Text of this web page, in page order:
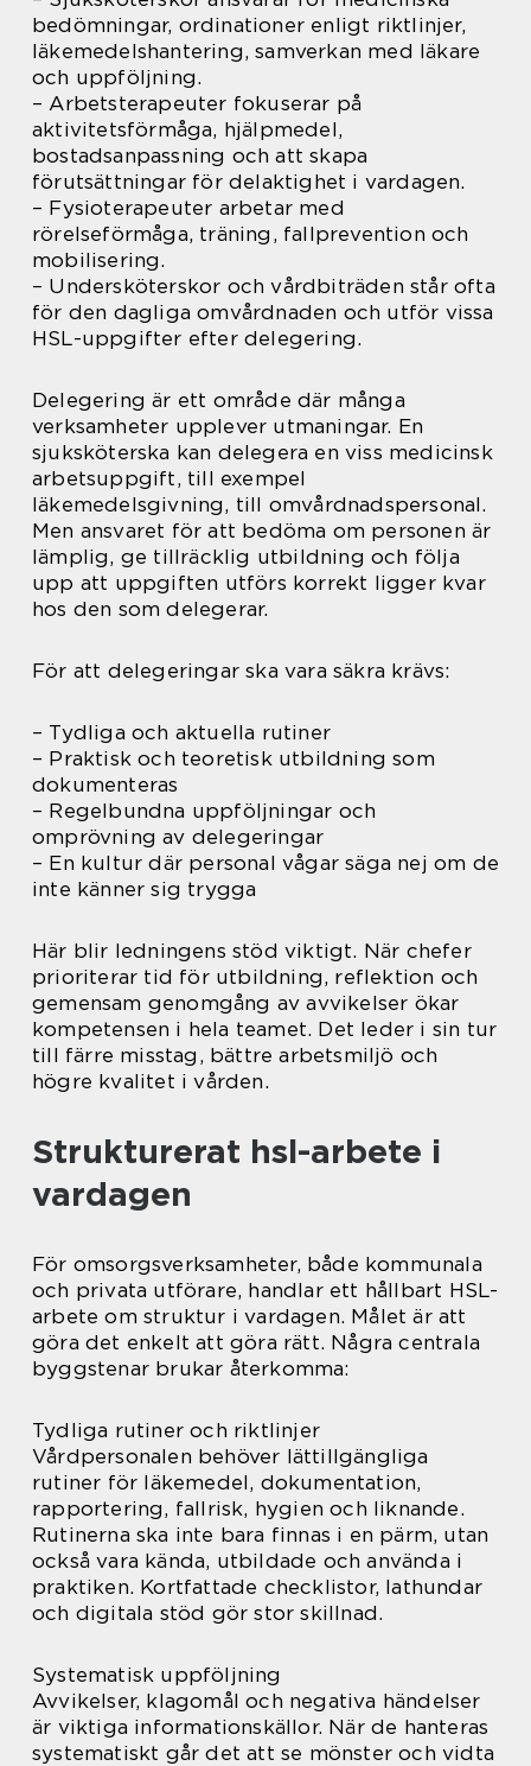
bedömningar, ordinationer enligt riktlinjer,
läkemedelshantering, samverkan med läkare
och uppföljning.
– Arbetsterapeuter fokuserar på
aktivitetsförmåga, hjälpmedel,
bostadsanpassning och att skapa
förutsättningar för delaktighet i vardagen.
– Fysioterapeuter arbetar med
rörelseförmåga, träning, fallprevention och
mobilisering.
– Undersköterskor och vårdbiträden står ofta
för den dagliga omvårdnaden och utför vissa
HSL-uppgifter efter delegering.
Delegering är ett område där många
verksamheter upplever utmaningar. En
sjuksköterska kan delegera en viss medicinsk
arbetsuppgift, till exempel
läkemedelsgivning, till omvårdnadspersonal.
Men ansvaret för att bedöma om personen är
lämplig, ge tillräcklig utbildning och följa
upp att uppgiften utförs korrekt ligger kvar
hos den som delegerar.
För att delegeringar ska vara säkra krävs:
– Tydliga och aktuella rutiner
– Praktisk och teoretisk utbildning som
dokumenteras
– Regelbundna uppföljningar och
omprövning av delegeringar
– En kultur där personal vågar säga nej om de
inte känner sig trygga
Här blir ledningens stöd viktigt. När chefer
prioriterar tid för utbildning, reflektion och
gemensam genomgång av avvikelser ökar
kompetensen i hela teamet. Det leder i sin tur
till färre misstag, bättre arbetsmiljö och
högre kvalitet i vården.
Strukturerat hsl-arbete i
vardagen
För omsorgsverksamheter, både kommunala
och privata utförare, handlar ett hållbart HSL-
arbete om struktur i vardagen. Målet är att
göra det enkelt att göra rätt. Några centrala
byggstenar brukar återkomma:
Tydliga rutiner och riktlinjer
Vårdpersonalen behöver lättillgängliga
rutiner för läkemedel, dokumentation,
rapportering, fallrisk, hygien och liknande.
Rutinerna ska inte bara finnas i en pärm, utan
också vara kända, utbildade och använda i
praktiken. Kortfattade checklistor, lathundar
och digitala stöd gör stor skillnad.
Systematisk uppföljning
Avvikelser, klagomål och negativa händelser
är viktiga informationskällor. När de hanteras
systematiskt går det att se mönster och vidta